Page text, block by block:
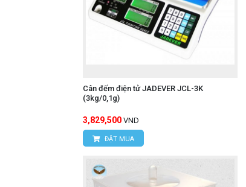
Cân đếm điện tử JADEVER JCL-3K
(3kg/0,1g)
3,829,500 VND
ĐẶT MUA